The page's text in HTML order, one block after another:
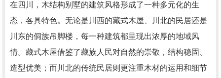
在四川，木结构别墅的建筑风格形成了一种多元化的生
态，各具特色。无论是川西的藏式木屋、川北的民居还是
川东的侗族吊脚楼，每一种建筑都呈现出浓厚的地域风
情。藏式木屋借鉴了藏族人民对自然的崇敬，结构稳固、
造型优美；而川北的传统民居则更注重木材的运用和细节